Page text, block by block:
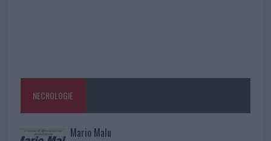
NECROLOGIE
Mario Malu